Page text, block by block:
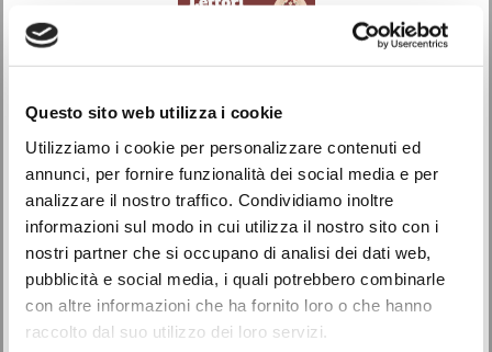
Questo sito web utilizza i cookie
Utilizziamo i cookie per personalizzare contenuti ed
annunci, per fornire funzionalità dei social media e per
analizzare il nostro traffico. Condividiamo inoltre
informazioni sul modo in cui utilizza il nostro sito con i
nostri partner che si occupano di analisi dei dati web,
pubblicità e social media, i quali potrebbero combinarle
con altre informazioni che ha fornito loro o che hanno
raccolto dal suo utilizzo dei loro servizi.
Eventi
Lettori itineranti
10/01/2025